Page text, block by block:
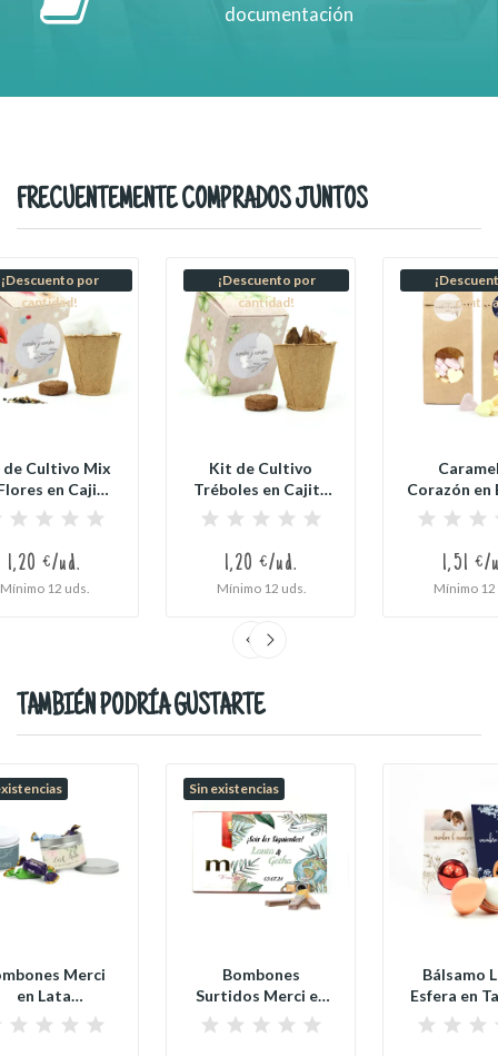
documentación
FRECUENTEMENTE COMPRADOS JUNTOS
¡Descuento por
cantidad!
Cultivo Mix
en Cajita
Decorada...
1,20 €/ud.
Mínimo 12 uds.
¡Descuento por
cantidad!
Kit de Cultivo
Tréboles en Cajita
Decorada y...
1,20 €/ud.
Mínimo 12 uds.
Corazón en
Kraft
1,51 €/
Mínimo 12
TAMBIÉN PODRÍA GUSTARTE
Merci
en Lata
para
Boda
Sin existencias
Bombones
Surtidos Merci en
Caja
Personalizada...
Bálsamo
Esfera en